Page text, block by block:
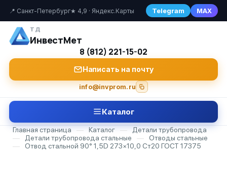
📍 Санкт-Петербург★ 4,9 · Яндекс.Карты Telegram MAX
ТД
ИнвестМет
8 (812) 221-15-02
Написать на почту
info@invprom.ru
Каталог
Главная страница — Каталог —
Детали трубопровода
—
Детали трубопровода стальные —
Отводы стальные
—
Отвод стальной 90° 1,5D 273×10,0 Ст20 ГОСТ 17375